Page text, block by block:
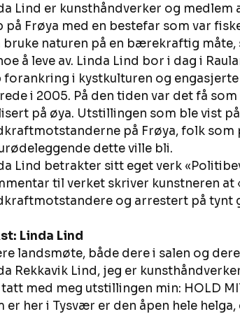
Lind er kunsthåndverker og medlem
på Frøya med en bestefar som var
bruke naturen på en bærekraftig
å leve av. Linda Lind bor i dag i
forankring i kystkulturen og
i 2005. På den tiden var det få
på øya. Utstillingen som ble vist
på Frøya, folk
dette ville bli.
Lind betrakter sitt eget verk
til verket skriver kunstneren
og arrestert på tynt
Linda Lind
landsmøte, både dere i salen og
Rekkavik Lind, jeg er
tatt med meg utstillingen min: HOLD
er her i Tysvær er den åpen hele